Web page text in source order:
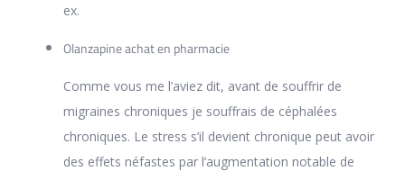
ex.
Olanzapine achat en pharmacie
Comme vous me l’aviez dit, avant de souffrir de
migraines chroniques je souffrais de céphalées
chroniques. Le stress s’il devient chronique peut avoir
des effets néfastes par l’augmentation notable de